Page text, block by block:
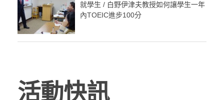
就學生 / 白野伊津夫教授如何讓學生一年
內TOEIC進步100分
活動快訊